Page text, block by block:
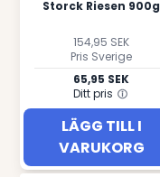
Storck Riesen 900g
154,95 SEK
Pris Sverige
65,95 SEK
Ditt pris
LÄGG TILL I
VARUKORG